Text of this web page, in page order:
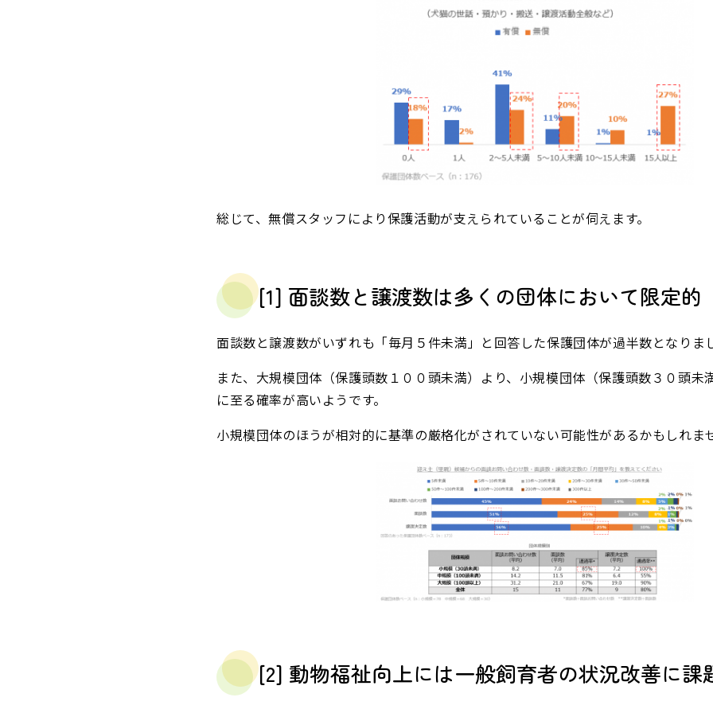
総じて、無償スタッフにより保護活動が支えられていることが伺えます。
[1] 面談数と譲渡数は多くの団体において限定的
面談数と譲渡数がいずれも「毎月５件未満」と回答した保護団体が過半数となりま
また、大規模団体（保護頭数１００頭未満）より、小規模団体（保護頭数３０頭未
に至る確率が高いようです。
小規模団体のほうが相対的に基準の厳格化がされていない可能性があるかもしれま
[2] 動物福祉向上には一般飼育者の状況改善に課